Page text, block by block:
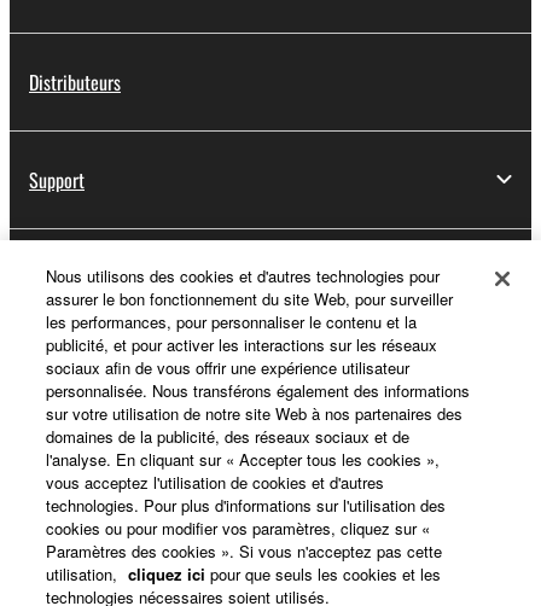
Distributeurs
Support
Yamaha Music ID - Enregistrement
A propos de Yamaha
France - French
Professionnel
Nous utilisons des cookies et d'autres technologies pour
assurer le bon fonctionnement du site Web, pour surveiller
les performances, pour personnaliser le contenu et la
publicité, et pour activer les interactions sur les réseaux
sociaux afin de vous offrir une expérience utilisateur
personnalisée. Nous transférons également des informations
sur votre utilisation de notre site Web à nos partenaires des
domaines de la publicité, des réseaux sociaux et de
l'analyse. En cliquant sur « Accepter tous les cookies »,
vous acceptez l'utilisation de cookies et d'autres
technologies. Pour plus d'informations sur l'utilisation des
cookies ou pour modifier vos paramètres, cliquez sur «
Paramètres des cookies ». Si vous n'acceptez pas cette
utilisation, cliquez ici pour que seuls les cookies et les
technologies nécessaires soient utilisés.